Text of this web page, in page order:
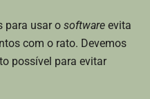
para usar osoftware evita
com o rato. Devemos
possível para evitar